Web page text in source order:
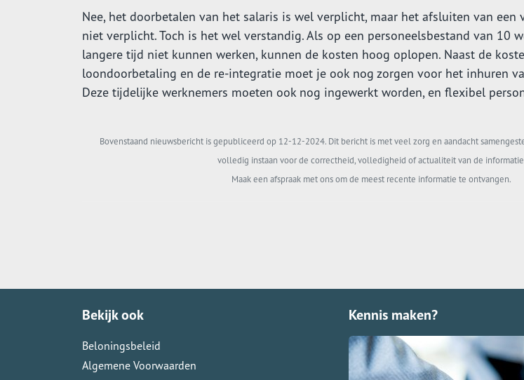
Nee, het doorbetalen van het salaris is wel verplicht, maar het afsluiten van een
niet verplicht. Toch is het wel verstandig. Als op een personeelsbestand van 10
langere tijd niet kunnen werken, kunnen de kosten hoog oplopen. Naast de
loondoorbetaling en de re-integratie moet je ook nog zorgen voor het inhuren
Deze tijdelijke werknemers moeten ook nog ingewerkt worden, en flexibel
Bovenstaand nieuwsbericht is gepubliceerd op 12-12-2024. Dit bericht is met veel zorg en aandacht
volledig instaan voor de correctheid, volledigheid of actualiteit van de
Maak een afspraak met ons om de meest recente informatie te ontvangen.
Bekijk ook
Beloningsbeleid
Algemene Voorwaarden
Kennis maken?